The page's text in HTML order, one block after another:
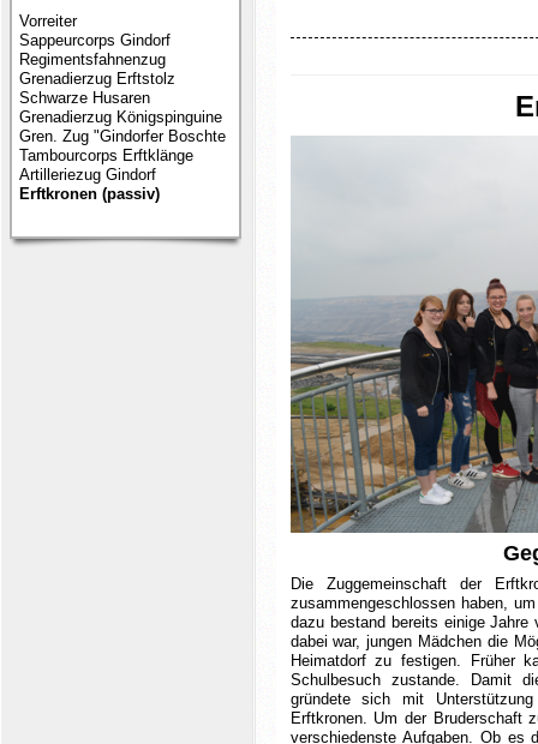
Vorreiter
Sappeurcorps Gindorf
Regimentsfahnenzug
Grenadierzug Erftstolz
Schwarze Husaren
Grenadierzug Königspinguine
Gren. Zug "Gindorfer Boschte
Tambourcorps Erftklänge
Artilleriezug Gindorf
Erftkronen (passiv)
Die Zuggemeinschaft der
zusammengeschlossen haben,
dazu bestand bereits einige Jahre
dabei war, jungen Mädchen die
Heimatdorf zu festigen. Früher
Schulbesuch zustande. Damit
gründete sich mit
Erftkronen. Um der Bruderschaft
verschiedenste Aufgaben. Ob es